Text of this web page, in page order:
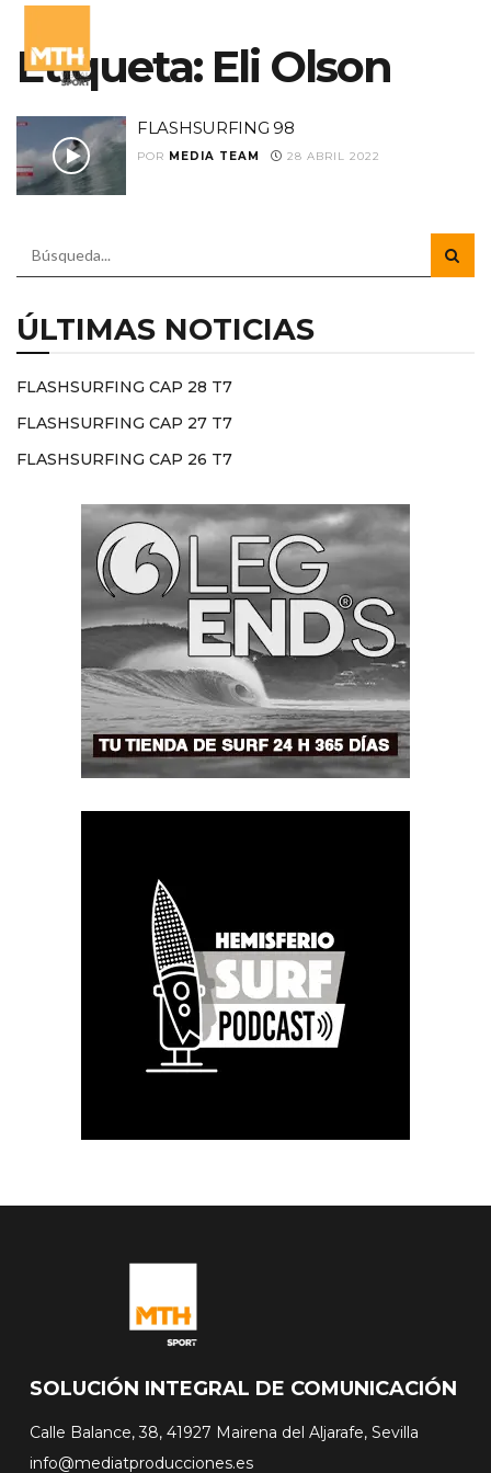
Etiqueta: Eli Olson
FLASHSURFING 98
POR MEDIA TEAM 28 ABRIL 2022
ÚLTIMAS NOTICIAS
FLASHSURFING CAP 28 T7
FLASHSURFING CAP 27 T7
FLASHSURFING CAP 26 T7
SOLUCIÓN INTEGRAL DE COMUNICACIÓN
Calle Balance, 38, 41927 Mairena del Aljarafe, Sevilla
info@mediatproducciones.es